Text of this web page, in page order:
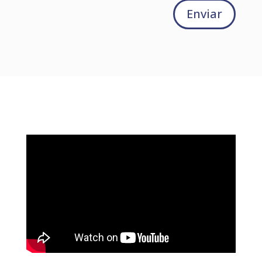
Enviar